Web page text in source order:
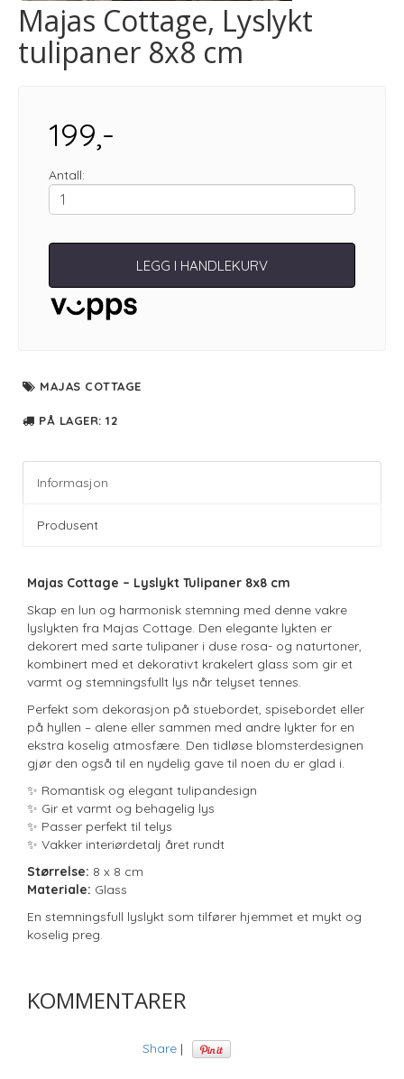
Majas Cottage, Lyslykt
tulipaner 8x8 cm
199,-
Antall:
LEGG I HANDLEKURV
MAJAS COTTAGE
PÅ LAGER: 12
Informasjon
Produsent
Majas Cottage – Lyslykt Tulipaner 8x8 cm
Skap en lun og harmonisk stemning med denne vakre
lyslykten fra Majas Cottage. Den elegante lykten er
dekorert med sarte tulipaner i duse rosa- og naturtoner,
kombinert med et dekorativt krakelert glass som gir et
varmt og stemningsfullt lys når telyset tennes.
Perfekt som dekorasjon på stuebordet, spisebordet eller
på hyllen – alene eller sammen med andre lykter for en
ekstra koselig atmosfære. Den tidløse blomsterdesignen
gjør den også til en nydelig gave til noen du er glad i.
✨ Romantisk og elegant tulipandesign
✨ Gir et varmt og behagelig lys
✨ Passer perfekt til telys
✨ Vakker interiørdetalj året rundt
Størrelse: 8 x 8 cm
Materiale: Glass
En stemningsfull lyslykt som tilfører hjemmet et mykt og
koselig preg.
KOMMENTARER
Share |